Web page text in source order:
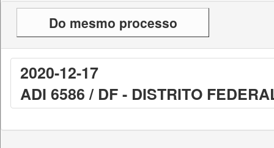
Do mesmo processo
2020-12-17
ADI 6586 / DF - DISTRITO